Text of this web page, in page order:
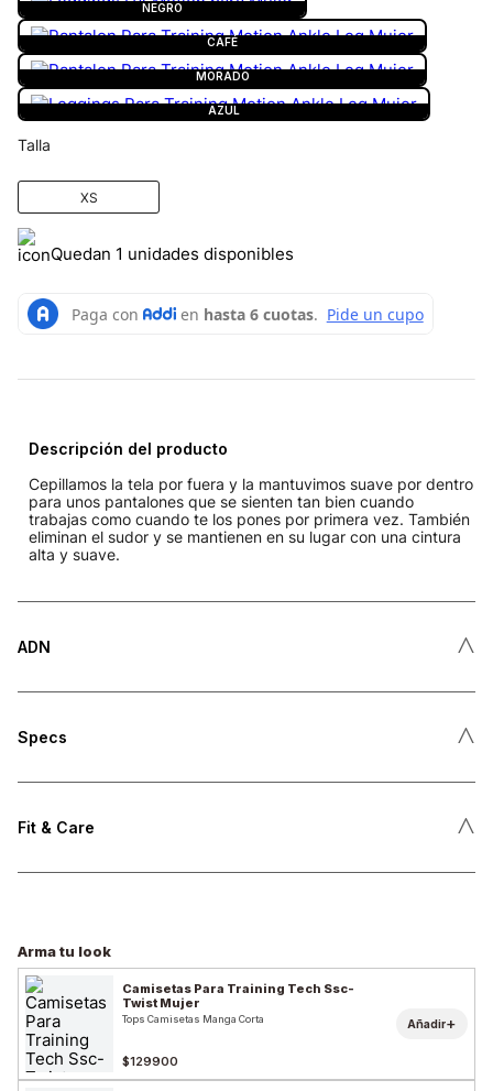
NEGRO
CAFÉ
MORADO
AZUL
Talla
XS
Quedan 1 unidades disponibles
Descripción del producto
Cepillamos la tela por fuera y la mantuvimos suave por dentro
para unos pantalones que se sienten tan bien cuando
trabajas como cuando te los pones por primera vez. También
eliminan el sudor y se mantienen en su lugar con una cintura
alta y suave.
ADN ˄
Specs ˄
Fit & Care ˄
Arma tu look
Camisetas Para Training Tech Ssc-
Twist Mujer
Tops Camisetas Manga Corta
$129900
Añadir+